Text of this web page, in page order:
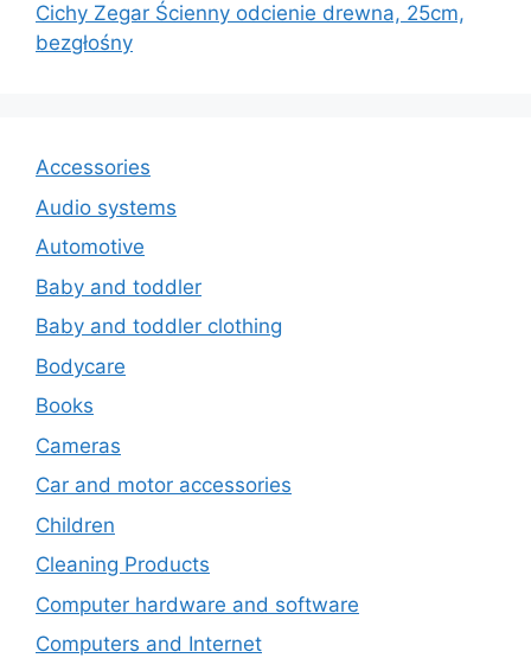
Cichy Zegar Ścienny odcienie drewna, 25cm,
bezgłośny
Accessories
Audio systems
Automotive
Baby and toddler
Baby and toddler clothing
Bodycare
Books
Cameras
Car and motor accessories
Children
Cleaning Products
Computer hardware and software
Computers and Internet